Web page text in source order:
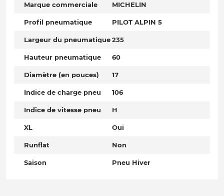
Marque commerciale MICHELIN
Profil pneumatique PILOT ALPIN 5
Largeur du pneumatique235
Hauteur pneumatique 60
Diamètre (en pouces) 17
Indice de charge pneu 106
Indice de vitesse pneu H
XL Oui
Runflat Non
Saison Pneu Hiver